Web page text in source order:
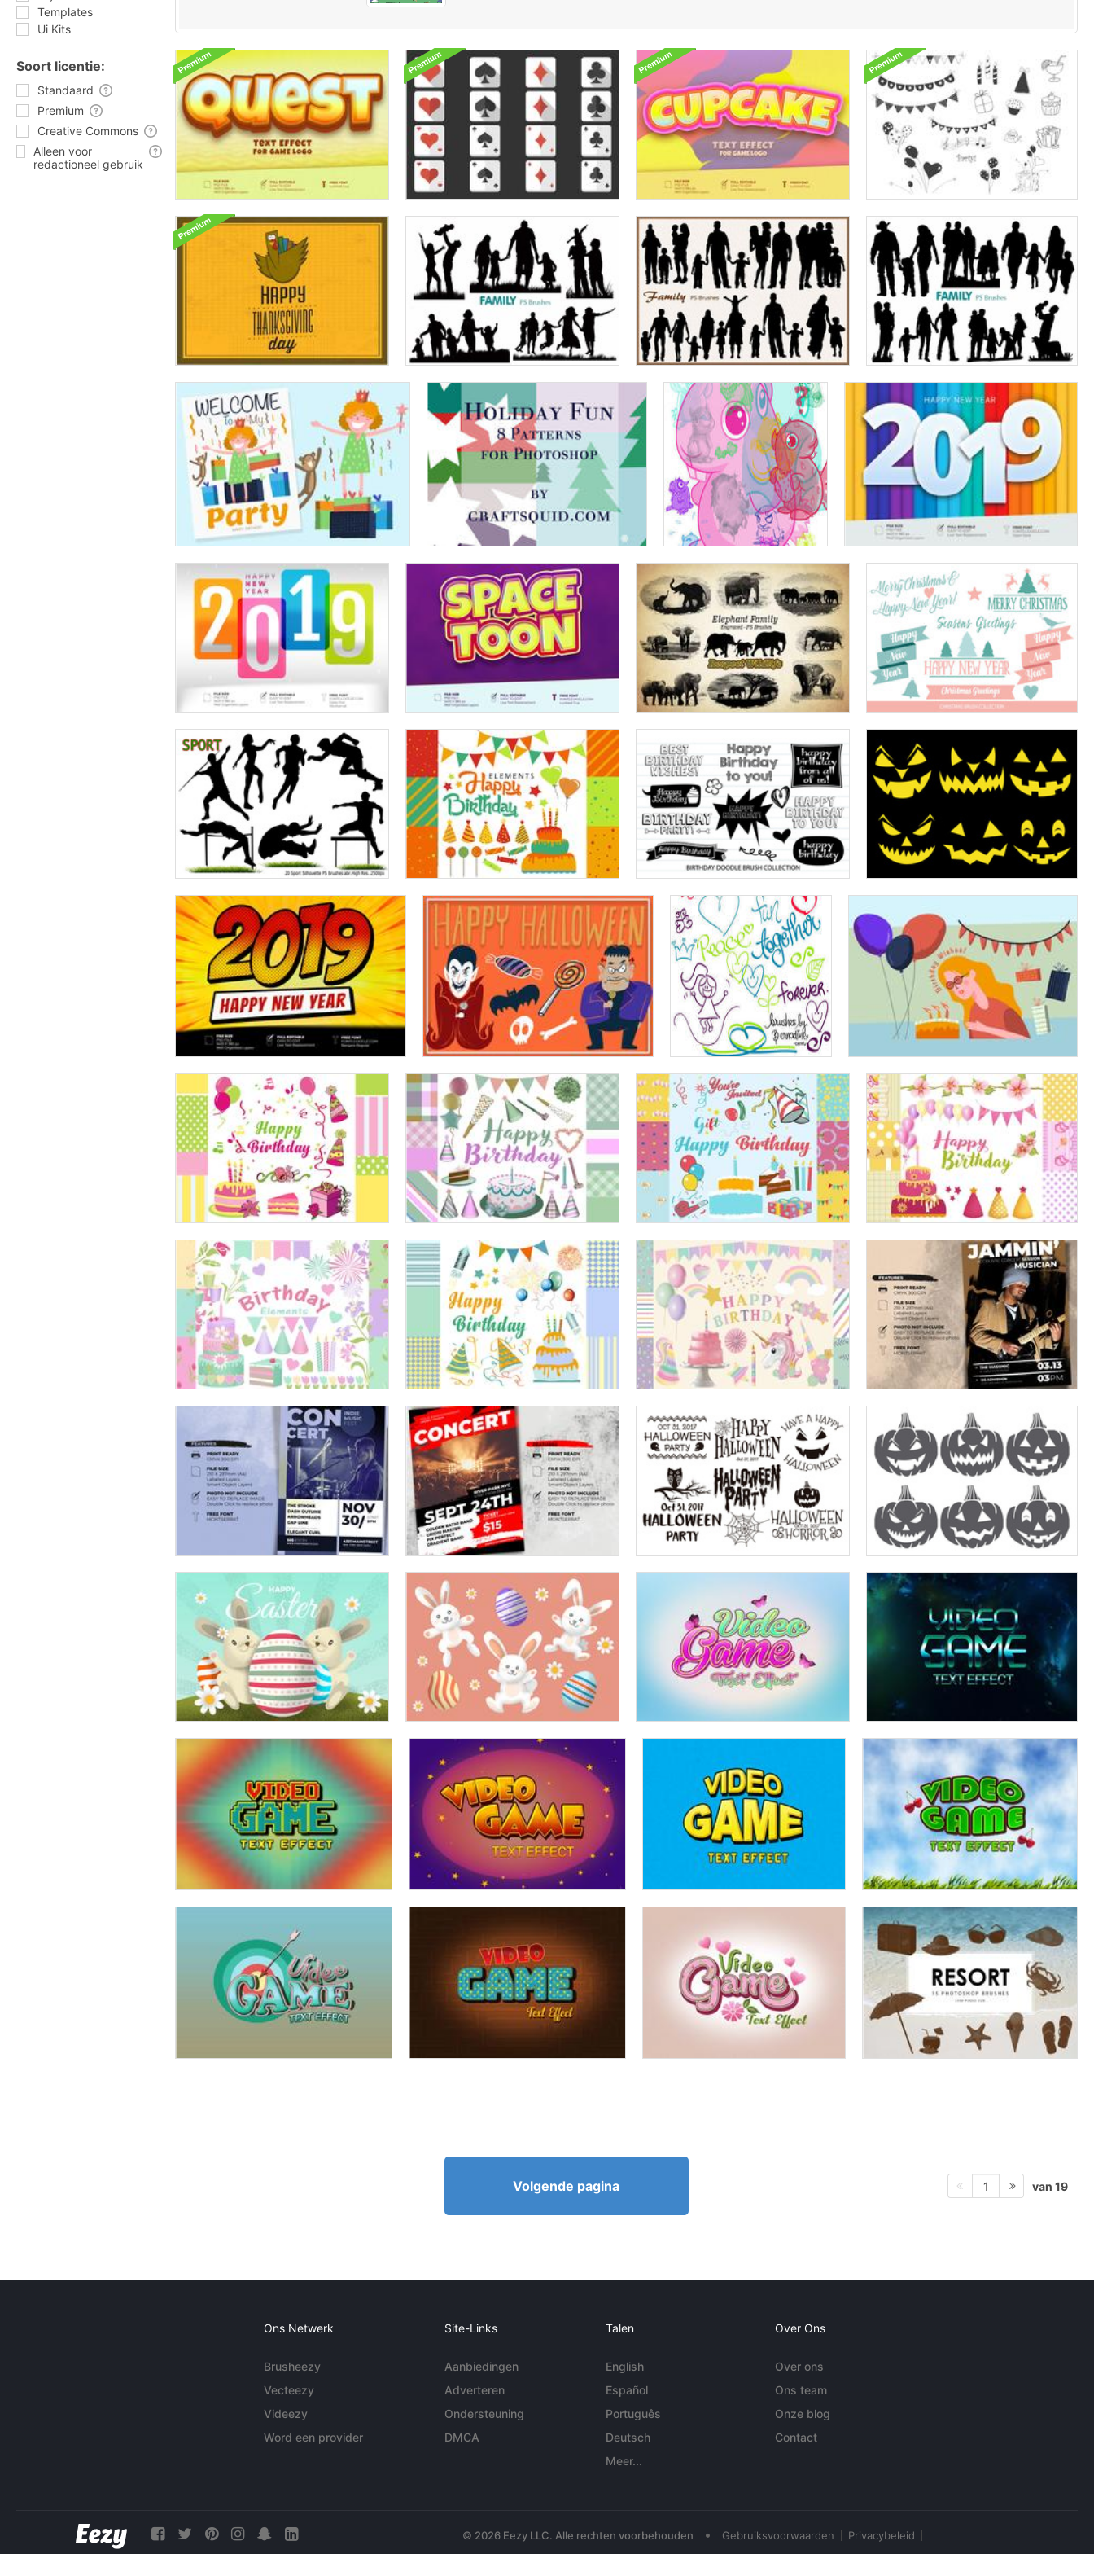
Templates
Ui Kits
Soort licentie:
Standaard
Premium
Creative Commons
Alleen voor
redactioneel gebruik
Volgende pagina 1 van 19
Ons Netwerk
Brusheezy
Vecteezy
Videezy
Word een provider
Site-Links
Aanbiedingen
Adverteren
Ondersteuning
DMCA
Talen
English
Español
Português
Deutsch
Meer...
Over Ons
Over ons
Ons team
Onze blog
Contact
© 2026 Eezy LLC. Alle rechten voorbehouden • Gebruiksvoorwaarden Privacybeleid